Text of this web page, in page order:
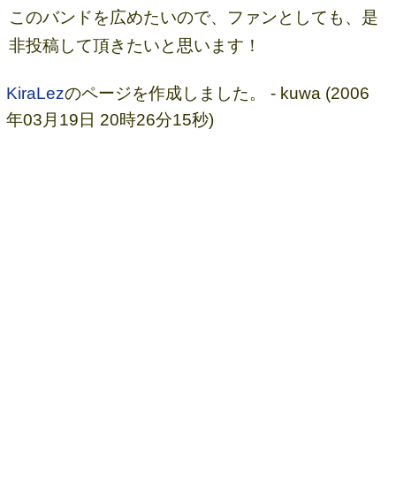
このバンドを広めたいので、ファンとしても、是
非投稿して頂きたいと思います！
KiraLezのページを作成しました。 - kuwa (2006
年03月19日 20時26分15秒)